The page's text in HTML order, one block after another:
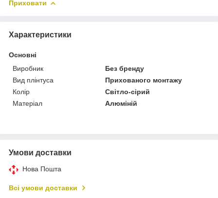
Приховати
Характеристики
Основні
Виробник
Без бренду
Вид плінтуса
Прихованого монтажу
Колір
Світло-сірий
Матеріал
Алюміній
Умови доставки
Нова Пошта
Всі умови доставки